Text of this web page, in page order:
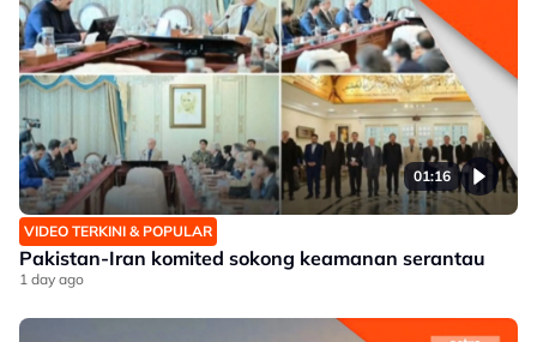
01:16
VIDEO TERKINI & POPULAR
Pakistan-Iran komited sokong keamanan serantau
1 day ago